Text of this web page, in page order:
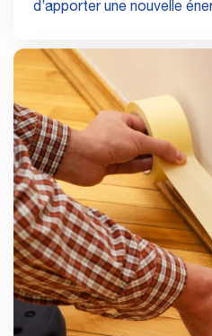
d’apporter une nouvelle